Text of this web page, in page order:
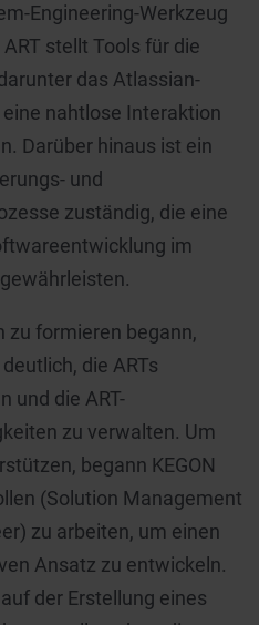
Engineering-Werkzeug
stellt Tools für die
das Atlassian-
nahtlose Interaktion
Darüber hinaus ist ein
und
zuständig, die eine
im
zu formieren begann,
die ARTs
und die ART-
zu verwalten. Um
begann KEGON
(Solution Management
zu arbeiten, um einen
Ansatz zu entwickeln.
der Erstellung eines